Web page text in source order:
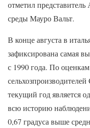
отметил
среды Мауро Вальт.
В конце августа в
зафиксирована самая
с 1990 года. По
текущий год является
всю историю
0,67 градуса выше